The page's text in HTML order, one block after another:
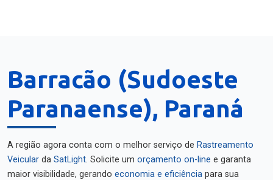
Barracão (Sudoeste
Paranaense), Paraná
A região agora conta com o melhor serviço de Rastreamento
Veicular da SatLight. Solicite um orçamento on-line e garanta
maior visibilidade, gerando economia e eficiência para sua